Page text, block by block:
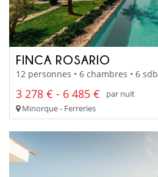
FINCA ROSARIO
12 personnes • 6 chambres • 6 sdb
3 278 € - 6 485 €
par nuit
Minorque - Ferreries